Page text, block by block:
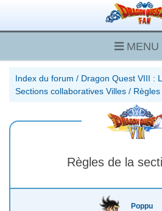
MENU
Index du forum / Dragon Quest VIII :
Sections collaboratives Villes /
Règles de la
Poppu